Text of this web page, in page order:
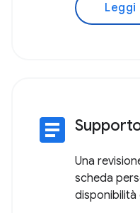
Leggi
article
Una
scheda
disponibilità